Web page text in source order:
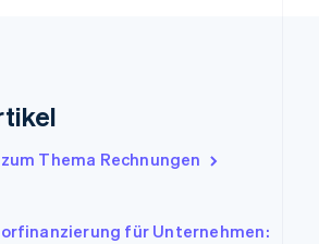
Thema Rechnungen
für Unternehmen: